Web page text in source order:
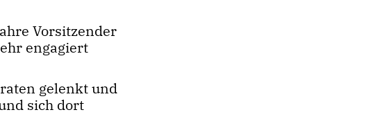
Vorsitzender
engagiert
gelenkt und
sich dort